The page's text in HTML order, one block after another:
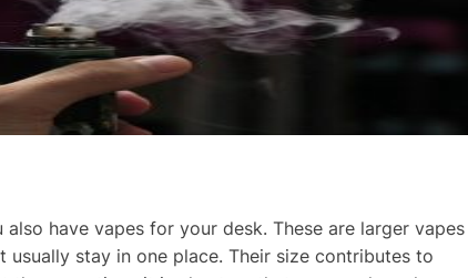
have vapes for your desk. These are larger vapes
stay in one place. Their size contributes to